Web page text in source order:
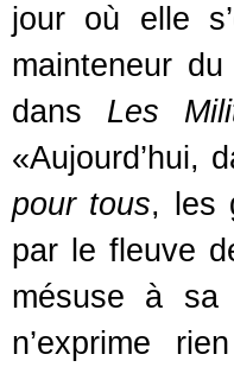
jour où elle
mainteneur
dans Les
«Aujourd’hui,
pour tous, les
par le fleuve
mésuse à sa
n’exprime